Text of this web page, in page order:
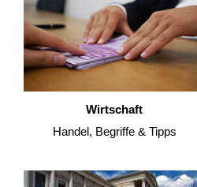
Wirtschaft
Handel, Begriffe & Tipps